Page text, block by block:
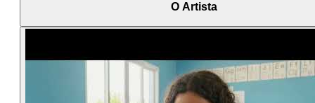
O Artista